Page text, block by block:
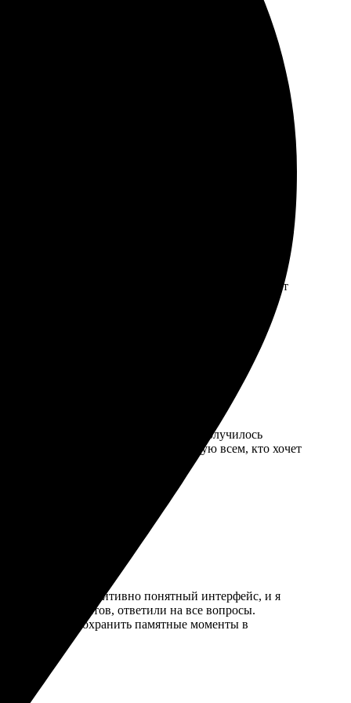
через сайт, всё интуитивно понятно. Доставка до
забрала. Результат превзошел ожидания, портрет
и оформила заказ. Качество получилось
работает команда. Рекомендую всем, кто хочет
На сайте интуитивно понятный интерфейс, и я
и форматов, ответили на все вопросы.
кто хочет сохранить памятные моменты в